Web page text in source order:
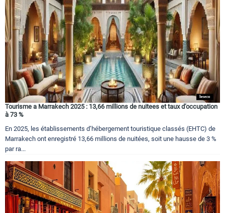
Tourisme a Marrakech 2025 : 13,66 millions de nuitees et taux d’occupation
à 73 %
En 2025, les établissements d’hébergement touristique classés (EHTC) de
Marrakech ont enregistré 13,66 millions de nuitées, soit une hausse de 3 %
par ra...